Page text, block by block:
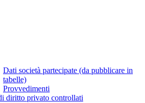
Dati società partecipate (da pubblicare in
tabelle)
Provvedimenti
diritto privato controllati